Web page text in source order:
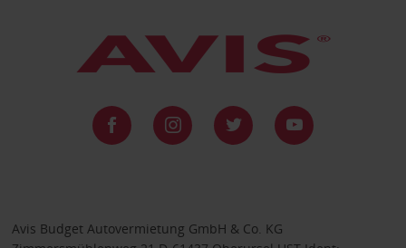
Avis Budget Autovermietung GmbH & Co. KG